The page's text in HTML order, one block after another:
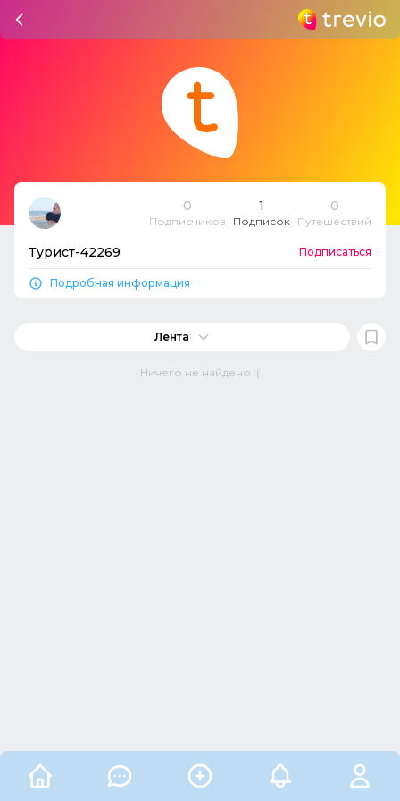
0
Подписчиков
1
Подписок
0
Путешествий
Турист-42269 Подписаться
Подробная информация
Лента
Ничего не найдено :(